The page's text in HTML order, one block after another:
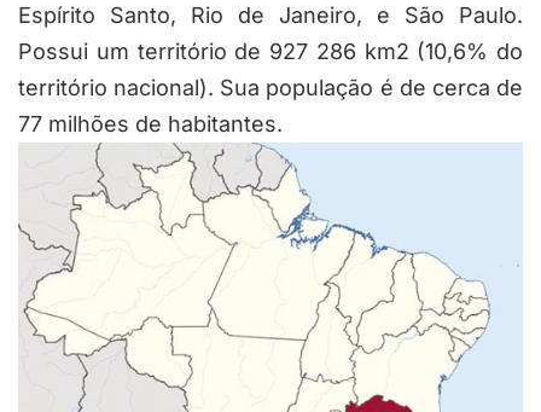
Espírito Santo, Rio de Janeiro, e São Paulo.
Possui um território de 927 286 km2 (10,6% do
território nacional). Sua população é de cerca de
77 milhões de habitantes.